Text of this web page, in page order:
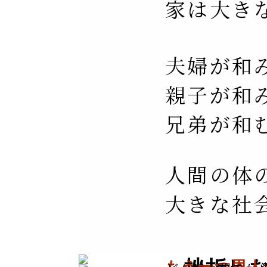
家は大き
夫婦が和
親子が和
兄弟が和
人間の体
大きな社